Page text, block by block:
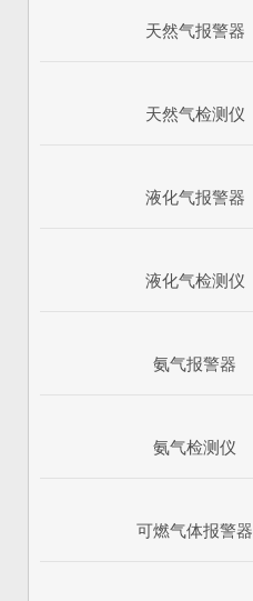
天然气报警器
天然气检测仪
液化气报警器
液化气检测仪
氨气报警器
氨气检测仪
可燃气体报警器